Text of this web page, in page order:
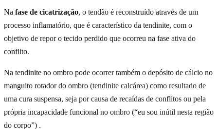
Na fase de cicatrização, o tendão é reconstruído através de um
processo inflamatório, que é característico da tendinite, com o
objetivo de repor o tecido perdido que ocorreu na fase ativa do
conflito.
Na tendinite no ombro pode ocorrer também o depósito de cálcio no
manguito rotador do ombro (tendinite calcárea) como resultado de
uma cura suspensa, seja por causa de recaídas de conflitos ou pela
própria incapacidade funcional no ombro (“eu sou inútil nesta região
do corpo”) .